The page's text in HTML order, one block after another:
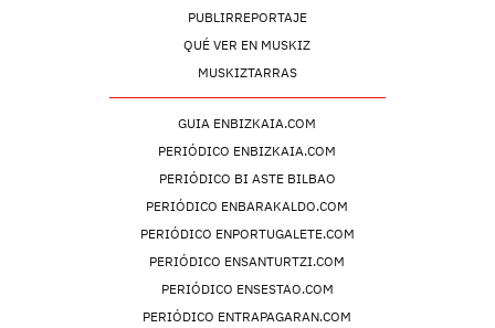
PUBLIRREPORTAJE
QUÉ VER EN MUSKIZ
MUSKIZTARRAS
GUIA ENBIZKAIA.COM
PERIÓDICO ENBIZKAIA.COM
PERIÓDICO BI ASTE BILBAO
PERIÓDICO ENBARAKALDO.COM
PERIÓDICO ENPORTUGALETE.COM
PERIÓDICO ENSANTURTZI.COM
PERIÓDICO ENSESTAO.COM
PERIÓDICO ENTRAPAGARAN.COM